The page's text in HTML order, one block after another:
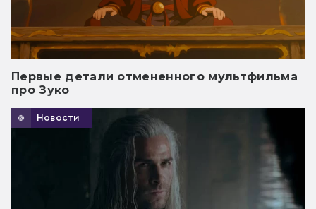
Первые детали отмененного мультфильма
про Зуко
Новости